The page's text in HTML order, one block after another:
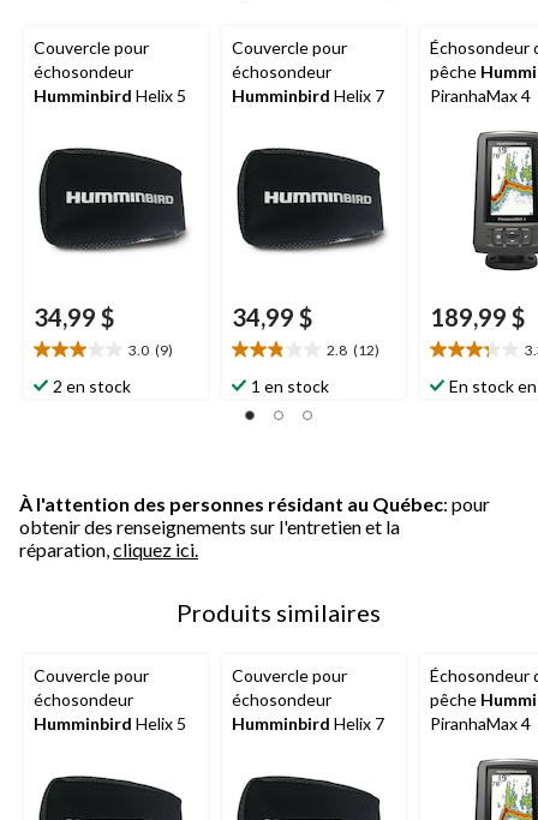
Couvercle pour
échosondeur
Humminbird Helix 5
34,99 $
3.0 (9)
3.0
étoile(s)
2 en stock
Couvercle pour
échosondeur
Humminbird Helix 7
34,99 $
2.8 (12)
2.8
étoile(s)
sur
1 en stock
Échosondeur
pêche
PiranhaMax 4
189,99 $
3.3
étoile(s)
En stock
À l'attention des personnes résidant au Québec: pour
obtenir des renseignements sur l'entretien et la
réparation, cliquez ici.
Produits similaires
Couvercle pour
échosondeur
Humminbird Helix 5
Couvercle pour
échosondeur
Humminbird Helix 7
Échosondeur
pêche
PiranhaMax 4